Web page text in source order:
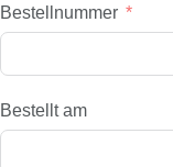
Bestellnummer
Bestellt am